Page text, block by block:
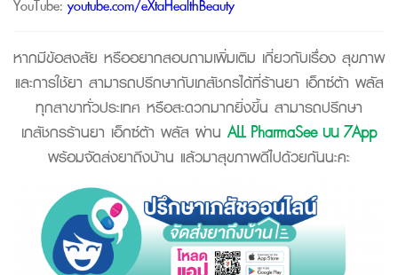
YouTube: youtube.com/eXtaHealthBeauty
หากมีข้อสงสัย หรืออยากสอบถามเพิ่มเติม เกี่ยวกับเรื่อง สุขภาพ
และการใช้ยา สามารถปรึกษากับเภสัชกรได้ที่ร้านยา เอ็กซ์ต้า พลัส
ทุกสาขาทั่วประเทศ หรือสะดวกมากยิ่งขึ้น สามารถปรึกษา
เภสัชกรร้านยา เอ็กซ์ต้า พลัส ผ่าน ALL PharmaSee บน 7App
พร้อมจัดส่งยาถึงบ้าน แล้วมาสุขภาพดีไปด้วยกันนะคะ